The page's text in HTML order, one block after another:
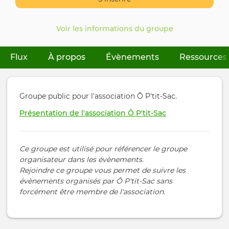
Onglets
principaux
Flux À propos (onglet actif)
Évènements Ressources
Voir les informations du groupe
Groupe public pour l'association Ô P'tit‑Sac.
Présentation de l'association Ô P'tit‑Sac
Ce groupe est utilisé pour référencer le groupe
organisateur dans les évènements.
Rejoindre ce groupe vous permet de suivre les
évènements organisés par Ô P'tit‑Sac sans
forcément être membre de l'association.